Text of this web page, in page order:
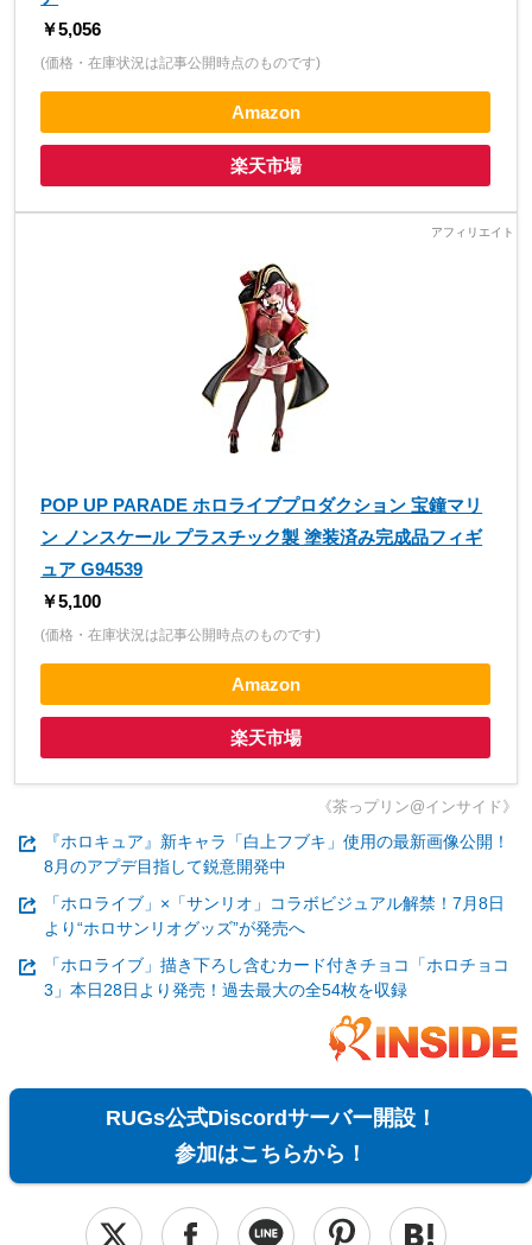
￥5,056
(価格・在庫状況は記事公開時点のものです)
Amazon
楽天市場
POP UP PARADE ホロライブプロダクション 宝鐘マリ
ン ノンスケール プラスチック製 塗装済み完成品フィギ
ュア G94539
￥5,100
(価格・在庫状況は記事公開時点のものです)
Amazon
楽天市場
《茶っプリン@インサイド》
『ホロキュア』新キャラ「白上フブキ」使用の最新画像公開！
8月のアプデ目指して鋭意開発中
「ホロライブ」×「サンリオ」コラボビジュアル解禁！7月8日
より“ホロサンリオグッズ”が発売へ
「ホロライブ」描き下ろし含むカード付きチョコ「ホロチョコ
3」本日28日より発売！過去最大の全54枚を収録
RUGs公式Discordサーバー開設！
参加はこちらから！